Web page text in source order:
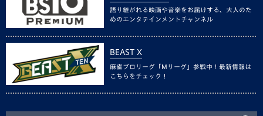
語り継がれる映画や音楽をお届けする、大人のた
めのエンタテインメントチャンネル
BEAST X
麻雀プロリーグ「Mリーグ」参戦中！最新情報は
こちらをチェック！